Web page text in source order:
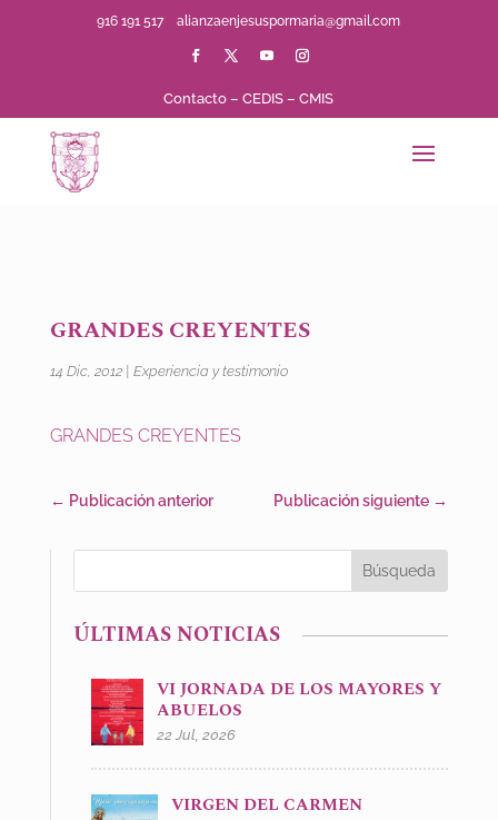
916 191 517alianzaenjesuspormaria@gmail.com
Contacto –CEDIS –CMIS
GRANDES CREYENTES
14 Dic, 2012| Experiencia y testimonio
GRANDES CREYENTES
← Publicación anterior Publicación siguiente →
ÚLTIMAS NOTICIAS
VI JORNADA DE LOS MAYORES Y
ABUELOS
22 Jul, 2026
VIRGEN DEL CARMEN